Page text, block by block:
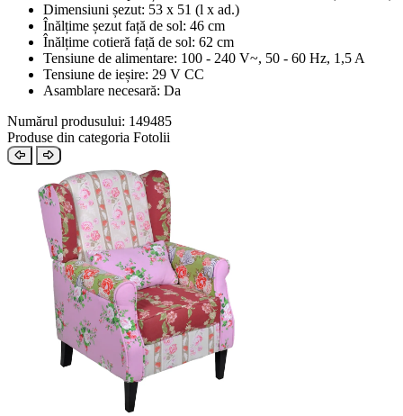
Dimensiuni șezut: 53 x 51 (l x ad.)
Înălțime șezut față de sol: 46 cm
Înălțime cotieră față de sol: 62 cm
Tensiune de alimentare: 100 - 240 V~, 50 - 60 Hz, 1,5 A
Tensiune de ieșire: 29 V CC
Asamblare necesară: Da
Numărul produsului: 149485
Produse din categoria Fotolii